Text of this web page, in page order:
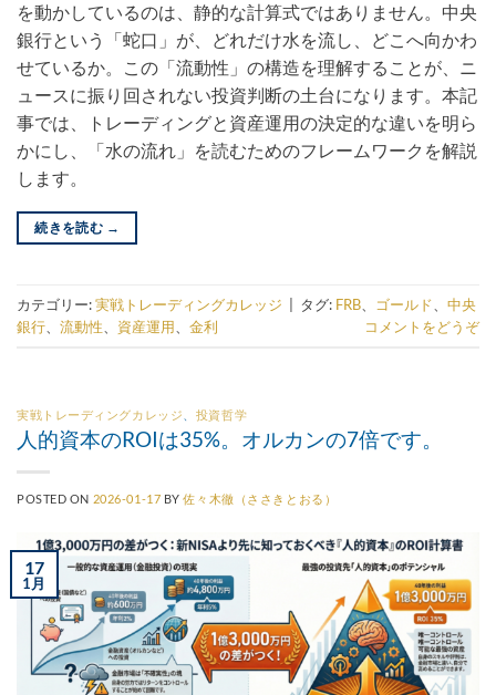
を動かしているのは、静的な計算式ではありません。中央
銀行という「蛇口」が、どれだけ水を流し、どこへ向かわ
せているか。この「流動性」の構造を理解することが、ニ
ュースに振り回されない投資判断の土台になります。本記
事では、トレーディングと資産運用の決定的な違いを明ら
かにし、「水の流れ」を読むためのフレームワークを解説
します。
続きを読む →
カテゴリー:実戦トレーディングカレッジ タグ: FRB ゴールド
中央
銀行
流動性 資産運用 金利 コメントをどうぞ
実戦トレーディングカレッジ 投資哲学
人的資本のROIは35%。オルカンの7倍です。
POSTED ON 2026-01-17 BY佐々木徹（ささきとおる）
17
1月